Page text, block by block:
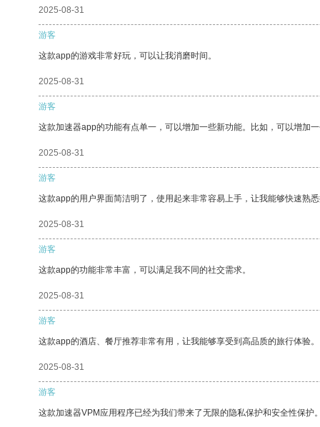
2025-08-31
游客
这款app的游戏非常好玩，可以让我消磨时间。
2025-08-31
游客
这款加速器app的功能有点单一，可以增加一些新功能。比如，可以增加
2025-08-31
游客
这款app的用户界面简洁明了，使用起来非常容易上手，让我能够快速熟
2025-08-31
游客
这款app的功能非常丰富，可以满足我不同的社交需求。
2025-08-31
游客
这款app的酒店、餐厅推荐非常有用，让我能够享受到高品质的旅行体验。
2025-08-31
游客
这款加速器VPM应用程序已经为我们带来了无限的隐私保护和安全性保护